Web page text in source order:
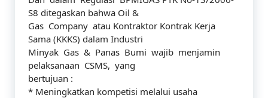
S8 ditegaskan bahwa Oil &
Gas Company atau Kontraktor Kontrak Kerja
Sama (KKKS) dalam Industri
Minyak Gas & Panas Bumi wajib menjamin
pelaksanaan CSMS, yang
bertujuan :
* Meningkatkan kompetisi melalui usaha